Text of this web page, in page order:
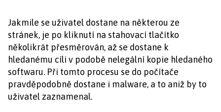
Jakmile se uživatel dostane na některou ze
stránek, je po kliknutí na stahovací tlačítko
několikrát přesměrován, až se dostane k
hledanému cíli v podobě nelegální kopie hledaného
softwaru. Při tomto procesu se do počítače
pravděpodobně dostane i malware, a to aniž by to
uživatel zaznamenal.